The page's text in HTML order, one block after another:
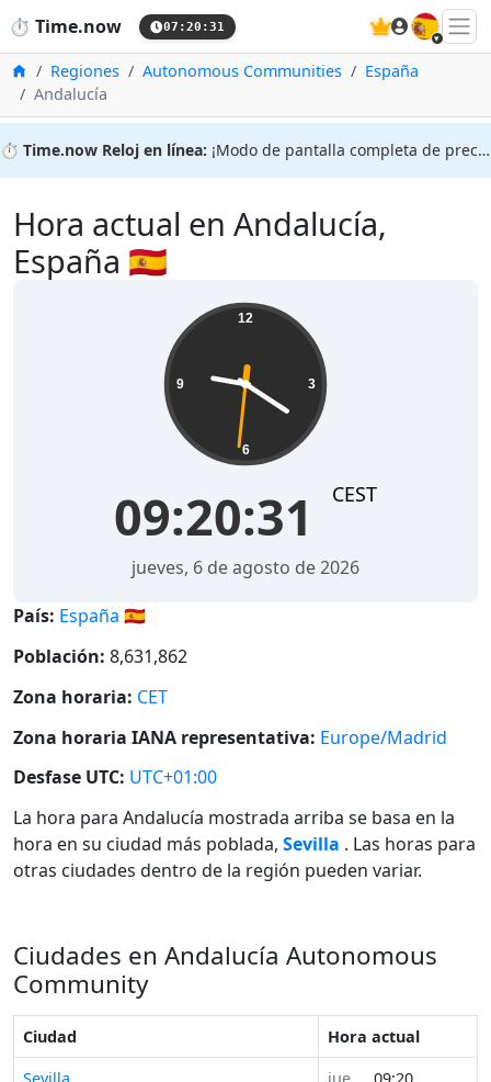
⏱️ Time.now 07:20:31 🇪🇸
InicioRegiones Autonomous Communities
España
Andalucía
⏱️ Time.now Reloj en línea: ¡Modo de pantalla completa de precisión!
Hora actual en Andalucía,
España 🇪🇸
12
3
6
9
09:20:32 CEST
jueves, 6 de agosto de 2026
País: España 🇪🇸
Población: 8,631,862
Zona horaria: CET
Zona horaria IANA representativa: Europe/Madrid
Desfase UTC: UTC+01:00
La hora para Andalucía mostrada arriba se basa en la
hora en su ciudad más poblada, Sevilla . Las horas para
otras ciudades dentro de la región pueden variar.
Ciudades en Andalucía Autonomous
Community
Ciudad
Hora actual